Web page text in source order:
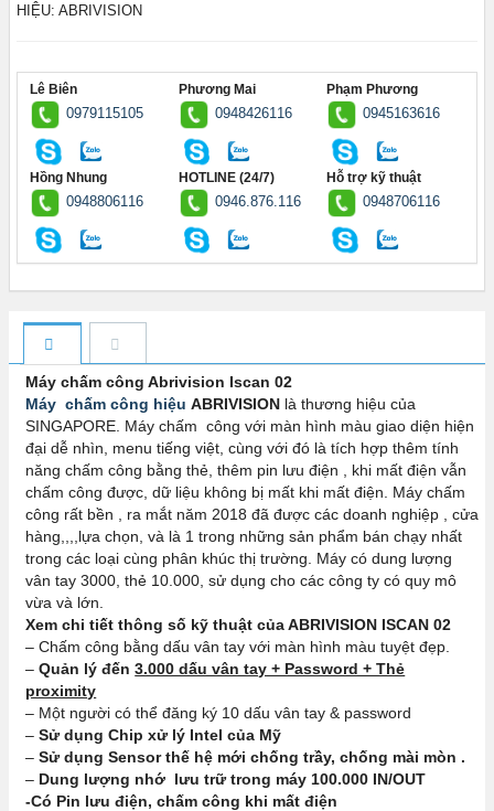
HIỆU: ABRIVISION
Lê Biên
0979115105
Phương Mai
0948426116
Phạm Phương
0945163616
Hồng Nhung
0948806116
HOTLINE (24/7)
0946.876.116
Hỗ trợ kỹ thuật
0948706116
Máy chấm công Abrivision Iscan 02
Máy chấm công hiệuABRIVISION là thương hiệu của
SINGAPORE. Máy chấm công với màn hình màu giao diện hiện
đại dễ nhìn, menu tiếng việt, cùng với đó là tích hợp thêm tính
năng chấm công bằng thẻ, thêm pin lưu điện , khi mất điện vẫn
chấm công được, dữ liệu không bị mất khi mất điện. Máy chấm
công rất bền , ra mắt năm 2018 đã được các doanh nghiệp , cửa
hàng,,,,lựa chọn, và là 1 trong những sản phẩm bán chạy nhất
trong các loại cùng phân khúc thị trường. Máy có dung lượng
vân tay 3000, thẻ 10.000, sử dụng cho các công ty có quy mô
vừa và lớn.
Xem chi tiết thông số kỹ thuật của ABRIVISION ISCAN 02
– Chấm công bằng dấu vân tay với màn hình màu tuyệt đẹp.
–Quản lý đến3.000 dấu vân tay + Password + Thẻ
proximity
– Một người có thể đăng ký 10 dấu vân tay & password
–Sử dụng Chip xử lý Intel của Mỹ
–Sử dụng Sensor thế hệ mới chống trầy, chống mài mòn .
– Dung lượng nhớ lưu trữ trong máy 100.000 IN/OUT
-Có Pin lưu điện, chấm công khi mất điện